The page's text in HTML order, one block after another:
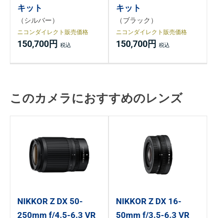
キット
（シルバー）
ニコンダイレクト販売価格
150,700円
キット
（ブラック）
ニコンダイレクト販売価格
150,700円
このカメラにおすすめのレンズ
NIKKOR Z DX 50-
250mm f/4.5-6.3 VR
NIKKOR Z DX 16-
50mm f/3.5-6.3 VR